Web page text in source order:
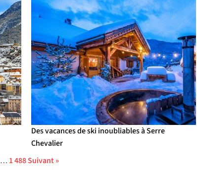
Des vacances de ski inoubliables à Serre
Chevalier
… 1 488Suivant »